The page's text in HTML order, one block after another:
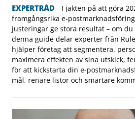
EXPERTRÅD
I jakten på att göra
framgångsrika e-
justeringar ge stora resultat – om
denna guide delar experter från
hjälper företag att segmentera,
maximera effekten av sina utskick,
för att kickstarta din e-
mål, renare listor och smartare